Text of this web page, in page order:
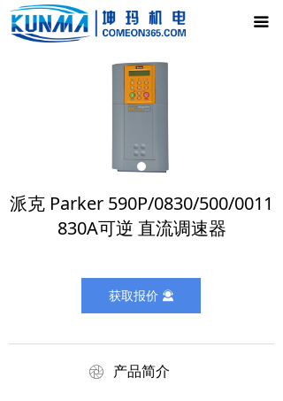
끀
首页
联系我们
派克 Parker 590P/0830/500/0011
830A可逆 直流调速器
产品简介
ꁵ
获取报价 끤